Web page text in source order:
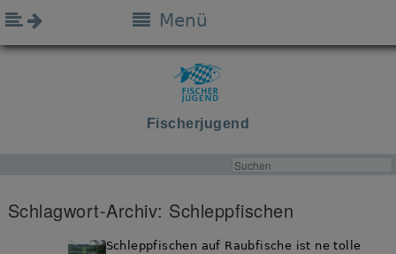
Fischerjugend
Menü
Schlagwort-Archiv: Schleppfischen
Schleppfischen auf Raubfische ist ne tolle